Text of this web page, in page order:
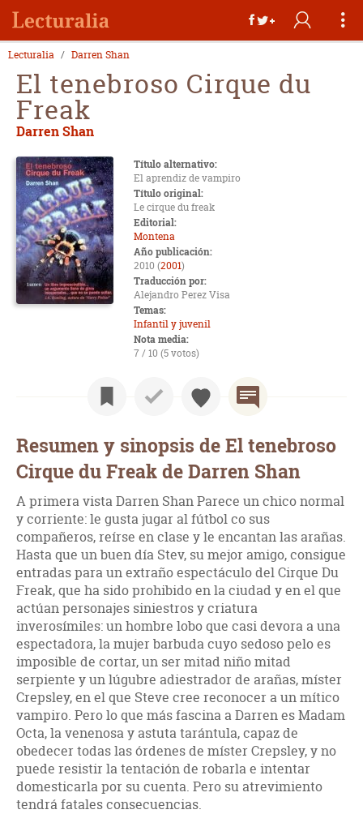
Lecturalia Darren Shan
El tenebroso Cirque du
Freak
Darren Shan
Título alternativo:
El aprendiz de vampiro
Título original:
Le cirque du freak
Editorial:
Montena
Año publicación:
2010 (2001)
Traducción por:
Alejandro Perez Visa
Temas:
Infantil y juvenil
Nota media:
7 / 10 (5 votos)
Resumen y sinopsis de El tenebroso
Cirque du Freak de Darren Shan
A primera vista Darren Shan Parece un chico normal
y corriente: le gusta jugar al fútbol co sus
compañeros, reírse en clase y le encantan las arañas.
Hasta que un buen día Stev, su mejor amigo, consigue
entradas para un extraño espectáculo del Cirque Du
Freak, que ha sido prohibido en la ciudad y en el que
actúan personajes siniestros y criatura
inverosímiles: un hombre lobo que casi devora a una
espectadora, la mujer barbuda cuyo sedoso pelo es
imposible de cortar, un ser mitad niño mitad
serpiente y un lúgubre adiestrador de arañas, míster
Crepsley, en el que Steve cree reconocer a un mítico
vampiro. Pero lo que más fascina a Darren es Madam
Octa, la venenosa y astuta tarántula, capaz de
obedecer todas las órdenes de míster Crepsley, y no
puede resistir la tentación de robarla e intentar
domesticarla por su cuenta. Pero su atrevimiento
tendrá fatales consecuencias.